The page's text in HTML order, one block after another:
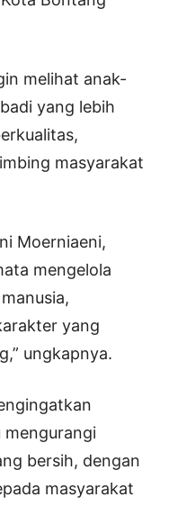
melihat anak-
yang lebih
masyarakat
Moerniaeni,
mengelola
yang
ungkapnya.
mengurangi
bersih, dengan
masyarakat